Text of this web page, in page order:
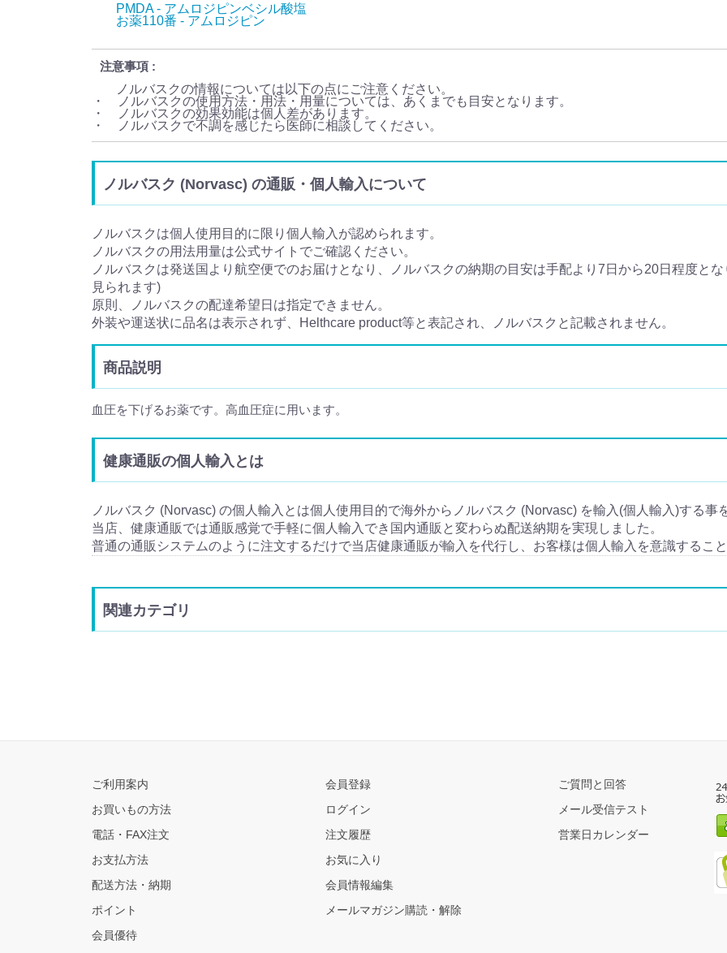
PMDA - アムロジピンベシル酸塩
お薬110番 - アムロジピン
注意事項
ノルバスクの情報については以下の点にご注意ください。
・ ノルバスクの使用方法・用法・用量については、あくまでも目安となります。
・ ノルバスクの効果効能は個人差があります。
・ ノルバスクで不調を感じたら医師に相談してください。
ノルバスク (Norvasc) の通販・個人輸入について
ノルバスクは個人使用目的に限り個人輸入が認められます。
ノルバスクの用法用量は公式サイトでご確認ください。
ノルバスクは発送国より航空便でのお届けとなり、ノルバスクの納期の目安は手配より7日から20日程度と
見られます)
原則、ノルバスクの配達希望日は指定できません。
外装や運送状に品名は表示されず、Helthcare product等と表記され、ノルバスクと記載されません。
商品説明
血圧を下げるお薬です。高血圧症に用います。
健康通販の個人輸入とは
ノルバスク (Norvasc) の個人輸入とは個人使用目的で海外からノルバスク (Norvasc) を輸入(個人輸入)する事
当店、健康通販では通販感覚で手軽に個人輸入でき国内通販と変わらぬ配送納期を実現しました。
普通の通販システムのように注文するだけで当店健康通販が輸入を代行し、お客様は個人輸入を意識するこ
関連カテゴリ
ご利用案内
お買いもの方法
電話・FAX注文
お支払方法
配送方法・納期
ポイント
会員優待
会員登録
ログイン
注文履歴
お気に入り
会員情報編集
メールマガジン購読・解除
ご質問と回答
メール受信テスト
営業日カレンダー